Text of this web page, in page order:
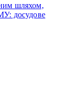
шляхом,
досудове